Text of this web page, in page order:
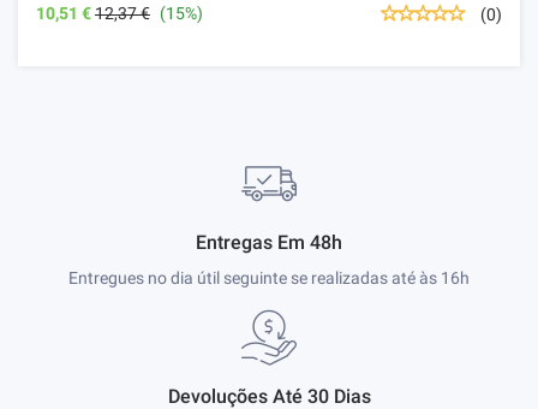
10,51 €12,37 € (15%) (0)
Entregas Em 48h
Entregues no dia útil seguinte se realizadas até às 16h
Devoluções Até 30 Dias